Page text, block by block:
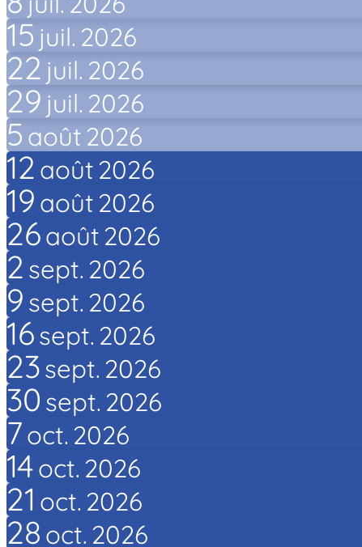
15 juil. 2026
22 juil. 2026
29 juil. 2026
5 août 2026
12 août 2026
19 août 2026
26août 2026
2 sept. 2026
9 sept. 2026
16sept. 2026
23sept. 2026
30 sept. 2026
7oct. 2026
14oct. 2026
21 oct. 2026
28 oct. 2026